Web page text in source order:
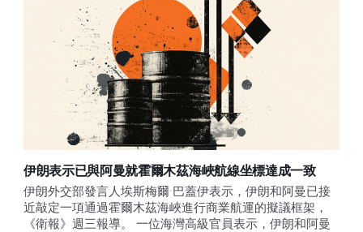
伊朗表示已與阿曼就霍爾木茲海峽航線坐標達成一致
伊朗外交部發言人埃斯梅爾·巴蓋伊表示，伊朗和阿曼已接
近敲定一項通過霍爾木茲海峽進行商業航運的擬議框架，
《衛報》週三報導。 一位海灣高級官員表示，伊朗和阿曼